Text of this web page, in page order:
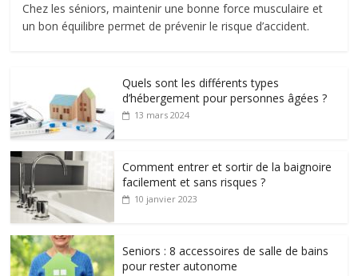
Chez les séniors, maintenir une bonne force musculaire et
un bon équilibre permet de prévenir le risque d’accident.
Quels sont les différents types
d’hébergement pour personnes âgées ?
13 mars 2024
Comment entrer et sortir de la baignoire
facilement et sans risques ?
10 janvier 2023
Seniors : 8 accessoires de salle de bains
pour rester autonome